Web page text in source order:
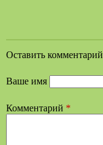
Оставить комментарий
Ваше имя
Комментарий *